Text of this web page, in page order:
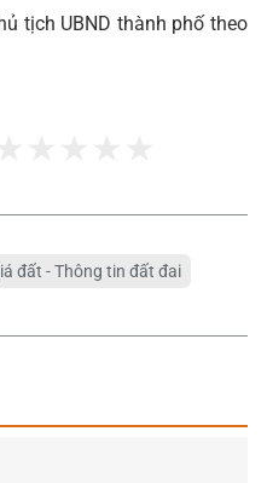
tịch UBND thành phố theo
đất - Thông tin đất đai